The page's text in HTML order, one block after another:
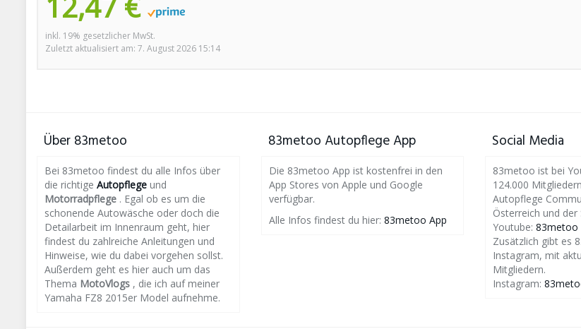
inkl. 19% gesetzlicher MwSt.
Zuletzt aktualisiert am: 7. August 2026 15:14
Über 83metoo
Bei 83metoo findest du alle Infos über
die richtige Autopflege und
Motorradpflege . Egal ob es um die
schonende Autowäsche oder doch die
Detailarbeit im Innenraum geht, hier
findest du zahlreiche Anleitungen und
Hinweise, wie du dabei vorgehen sollst.
Außerdem geht es hier auch um das
Thema MotoVlogs , die ich auf meiner
Yamaha FZ8 2015er Model aufnehme.
83metoo Autopflege App
Die 83metoo App ist kostenfrei in den
App Stores von Apple und Google
verfügbar.
Alle Infos findest du hier: 83metoo App
Social Media
83metoo ist bei
124.000
Autopflege
Österreich und der
Youtube: 83metoo
Zusätzlich gibt es
Instagram, mit
Mitgliedern.
Instagram: